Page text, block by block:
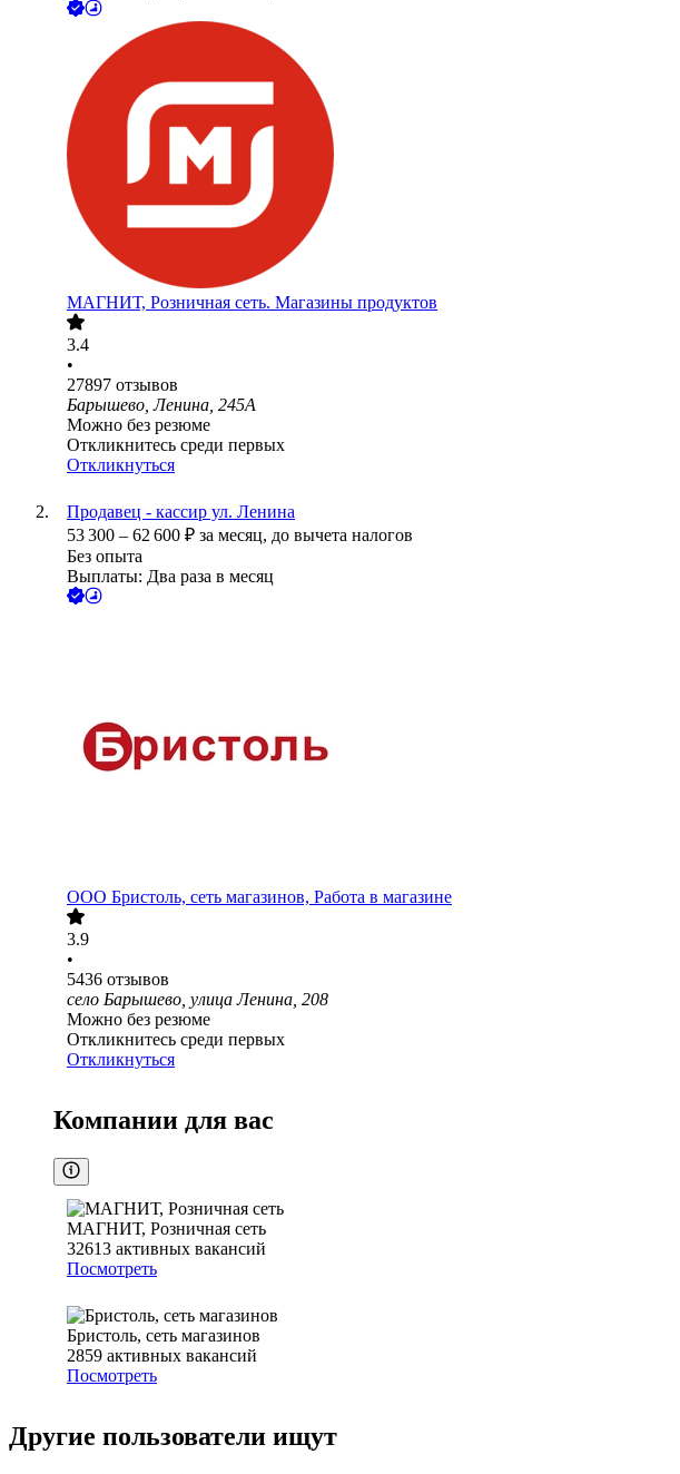
МАГНИТ, Розничная сеть. Магазины продуктов
3.4
•
27897 отзывов
Барышево, Ленина, 245А
Можно без резюме
Откликнитесь среди первых
Откликнуться
Продавец - кассир ул. Ленина
53 300 – 62 600 ₽ за месяц, до вычета налогов
Без опыта
Выплаты: Два раза в месяц
ООО Бристоль, сеть магазинов, Работа в магазине
3.9
•
5436 отзывов
село Барышево, улица Ленина, 208
Можно без резюме
Откликнитесь среди первых
Откликнуться
Компании для вас
МАГНИТ, Розничная сеть
32613 активных вакансий
Посмотреть
Бристоль, сеть магазинов
2859 активных вакансий
Посмотреть
Другие пользователи ищут